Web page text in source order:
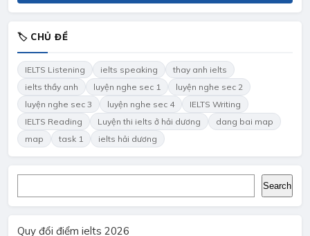
🏷 CHỦ ĐỀ
IELTS Listening ielts speaking
thay anh ielts
ielts thầy anh
luyện nghe sec 1
luyện nghe sec 2
luyện nghe sec 3
luyện nghe sec 4
IELTS Writing
IELTS Reading
Luyện thi ielts ở hải dương
dang bai map
map
task 1 ielts hải dương
Search
Quy đổi điểm ielts 2026